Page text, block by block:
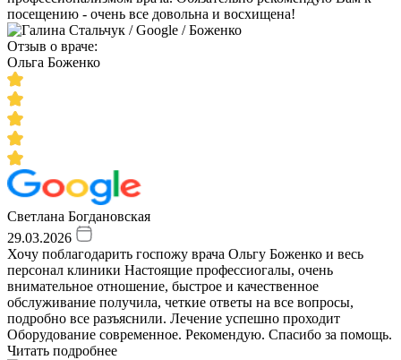
посещению - очень все довольна и восхищена!
Отзыв о враче:
Ольга Боженко
Светлана Богдановская
29.03.2026
Хочу поблагодарить госпожу врача Ольгу Боженко и весь
персонал клиники Настоящие профессиогалы, очень
внимательное отношение, быстрое и качественное
обслуживание получила, четкие ответы на все вопросы,
подробно все разъяснили. Лечение успешно проходит
Оборудование современное. Рекомендую. Спасибо за помощь.
Читать подробнее